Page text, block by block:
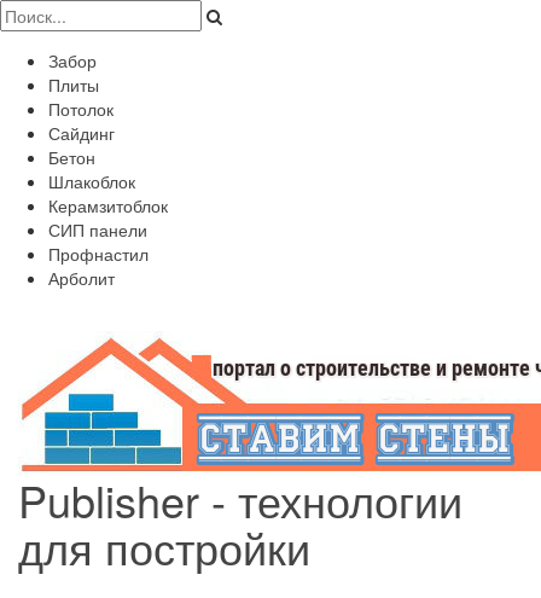
Забор
Плиты
Потолок
Сайдинг
Бетон
Шлакоблок
Керамзитоблок
СИП панели
Профнастил
Арболит
Publisher - технологии
для постройки